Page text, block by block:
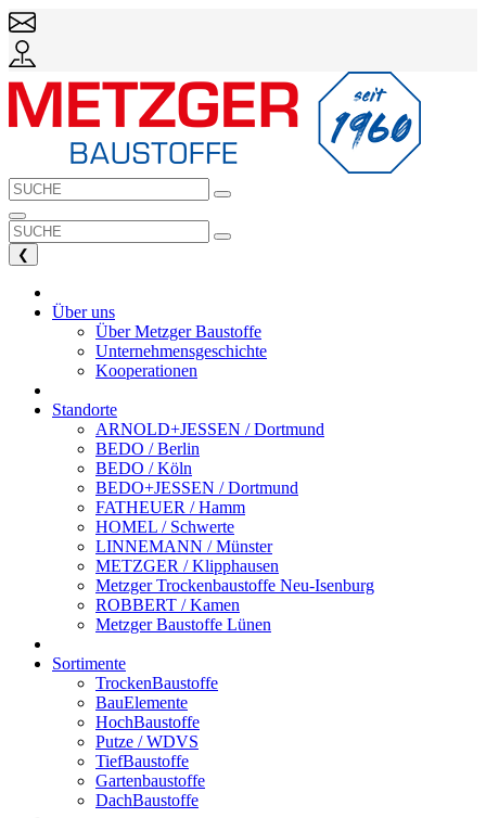
❮
Über uns
Über Metzger Baustoffe
Unternehmensgeschichte
Kooperationen
Standorte
ARNOLD+JESSEN / Dortmund
BEDO / Berlin
BEDO / Köln
BEDO+JESSEN / Dortmund
FATHEUER / Hamm
HOMEL / Schwerte
LINNEMANN / Münster
METZGER / Klipphausen
Metzger Trockenbaustoffe Neu-Isenburg
ROBBERT / Kamen
Metzger Baustoffe Lünen
Sortimente
TrockenBaustoffe
BauElemente
HochBaustoffe
Putze / WDVS
TiefBaustoffe
Gartenbaustoffe
DachBaustoffe